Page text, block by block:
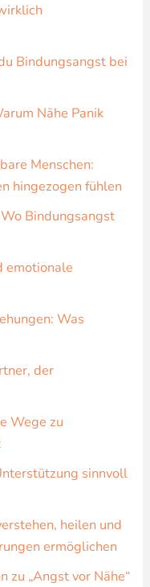
Bindungsangst bei
Nähe Panik
Menschen:
hingezogen fühlen
Bindungsangst
emotionale
Was
der
Wege zu
sinnvoll
heilen und
ermöglichen
zu „Angst vor Nähe“